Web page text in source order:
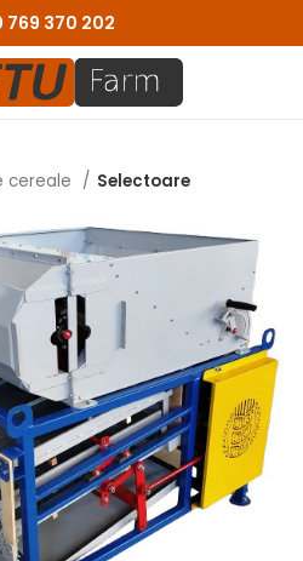
769 370 202
cereale Selectoare